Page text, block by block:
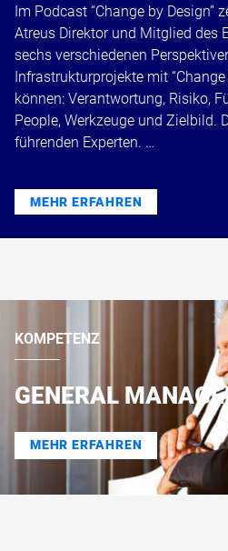
Im Podcast “Change by Design”
Atreus Direktor und Mitglied des
sechs verschiedenen
Infrastrukturprojekte mit
können: Verantwortung, Risiko,
People, Werkzeuge und Zielbild.
führenden Experten. …
MEHR ERFAHREN
KOMPETENZ
GENERAL
MEHR ERFAHREN